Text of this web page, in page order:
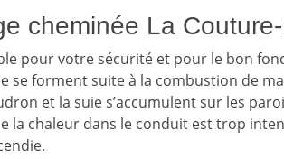
cheminée La
pour votre sécurité et pour le bon
se forment suite à la combustion de
et la suie s’accumulent sur les
la chaleur dans le conduit est trop